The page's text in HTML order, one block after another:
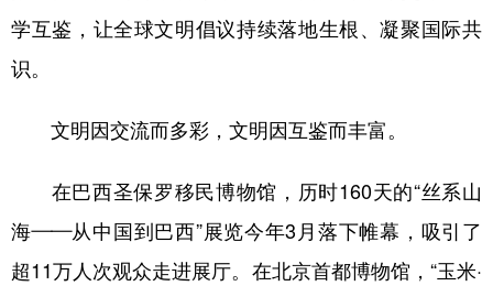
学互鉴，让全球文明倡议持续落地生根、凝聚国际共
识。
文明因交流而多彩，文明因互鉴而丰富。
在巴西圣保罗移民博物馆，历时160天的“丝系山
海——从中国到巴西”展览今年3月落下帷幕，吸引了
超11万人次观众走进展厅。在北京首都博物馆，“玉米·